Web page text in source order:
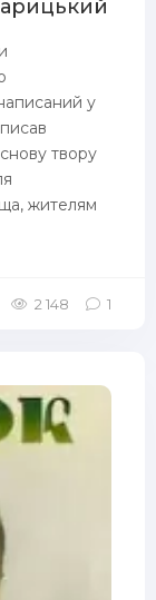
у
твору
жителям
2 148 1